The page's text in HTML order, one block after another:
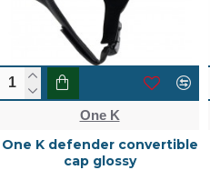
One K
One K defender convertible
cap glossy